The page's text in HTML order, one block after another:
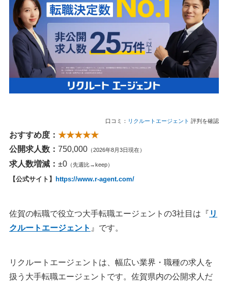
口コミ： リクルートエージェント 評判を確認
おすすめ度： ★★★★★
公開求人数： 750,000 （2026年8月3日現在）
求人数増減： ±0 （先週比→keep）
【公式サイト】 https://www.r-agent.com/
佐賀の転職で役立つ大手転職エージェントの3社目は『 リ
クルートエージェント 』です。
リクルートエージェントは、幅広い業界・職種の求人を
扱う大手転職エージェントです。佐賀県内の公開求人だ